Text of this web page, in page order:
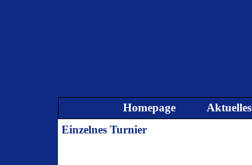
Homepage Aktuelles
Einzelnes Turnier